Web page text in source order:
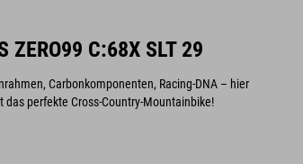
ZERO99 C:68X SLT 29
Carbonkomponenten, Racing-DNA – hier
das perfekte Cross-Country-Mountainbike!